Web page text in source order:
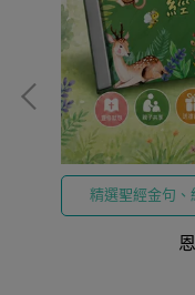
精選聖經金句